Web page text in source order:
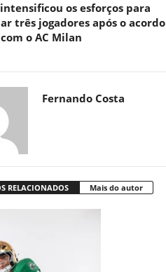
os esforços para
três jogadores após o acordo
o AC Milan
Fernando Costa
RELACIONADOS Mais do autor